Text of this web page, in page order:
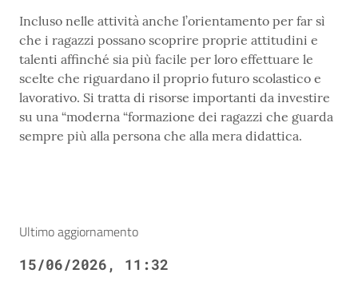
Incluso nelle attività anche l’orientamento per far sì
che i ragazzi possano scoprire proprie attitudini e
talenti affinché sia più facile per loro effettuare le
scelte che riguardano il proprio futuro scolastico e
lavorativo. Si tratta di risorse importanti da investire
su una “moderna “formazione dei ragazzi che guarda
sempre più alla persona che alla mera didattica.
Ultimo aggiornamento
15/06/2026, 11:32